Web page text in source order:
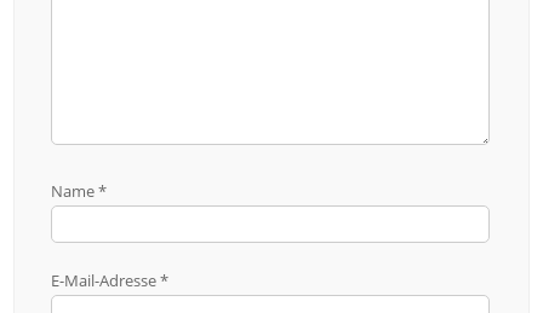
Name*
E-Mail-Adresse*